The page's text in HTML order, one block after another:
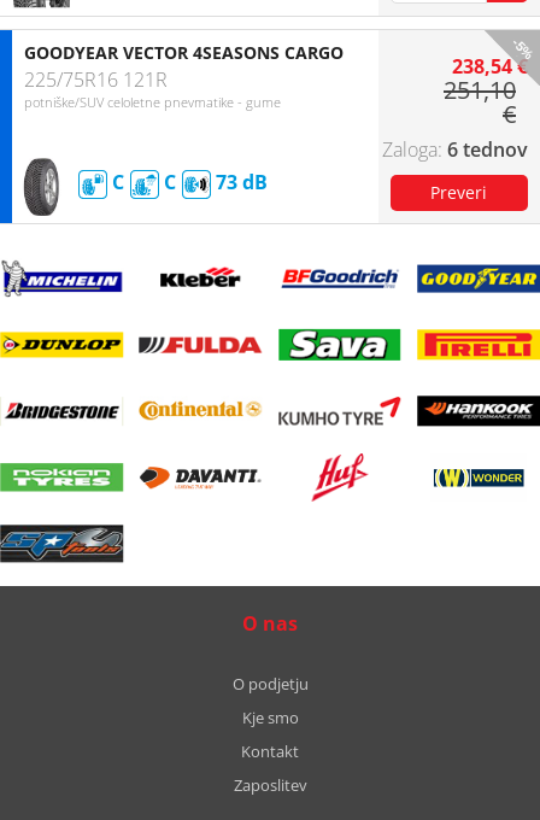
-5%
GOODYEAR VECTOR 4SEASONS CARGO
225/75R16 121R
potniške/SUV celoletne pnevmatike - gume
C C 73
238,54 €
251,10
€
6 tednov
O nas
O podjetju
Kje smo
Kontakt
Zaposlitev